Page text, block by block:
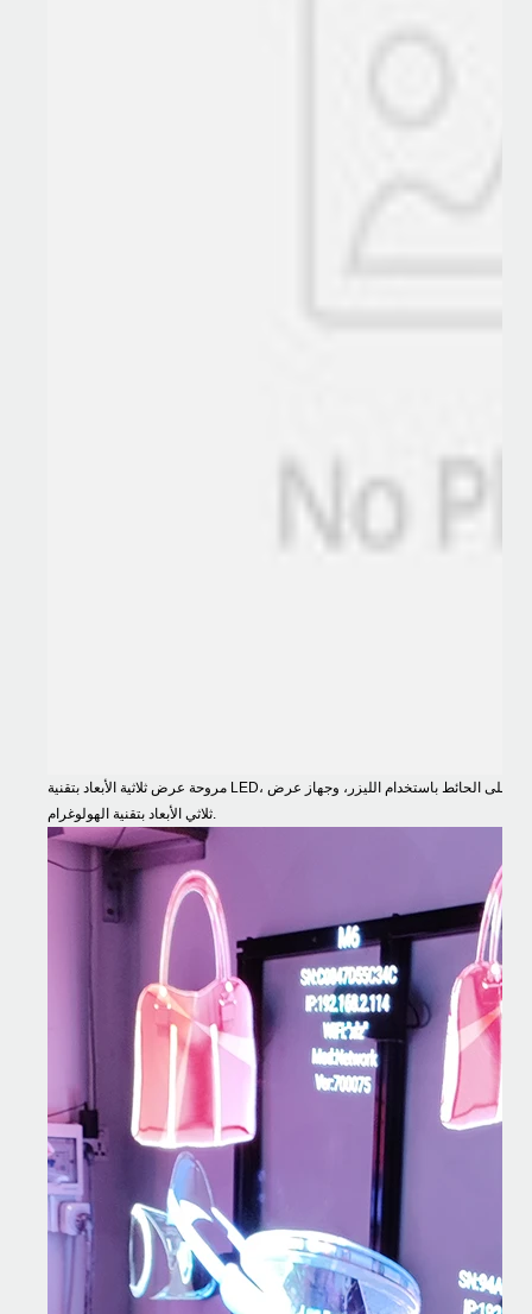
مروحة عرض ثلاثية الأبعاد بتقنية LED، عالية الدقة 75 سم، يتم التحكم بها عبر تطبيق كمبيوتر، مع إمكانية عرضها على الحائط باستخدام الليزر، وجهاز عرض
ثلاثي الأبعاد بتقنية الهولوغرام.